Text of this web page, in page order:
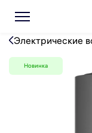
Электрические
Новинка